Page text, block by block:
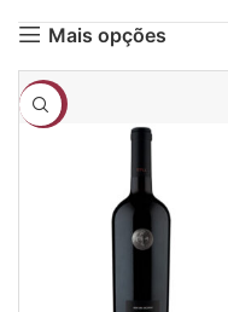
Mais opções
-23%